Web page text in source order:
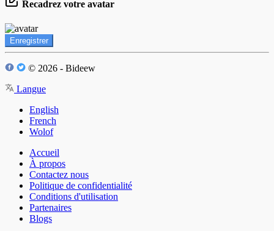
Recadrez votre avatar
Enregistrer
© 2026 - Bideew
Langue
English
French
Wolof
Accueil
À propos
Contactez nous
Politique de confidentialité
Conditions d'utilisation
Partenaires
Blogs